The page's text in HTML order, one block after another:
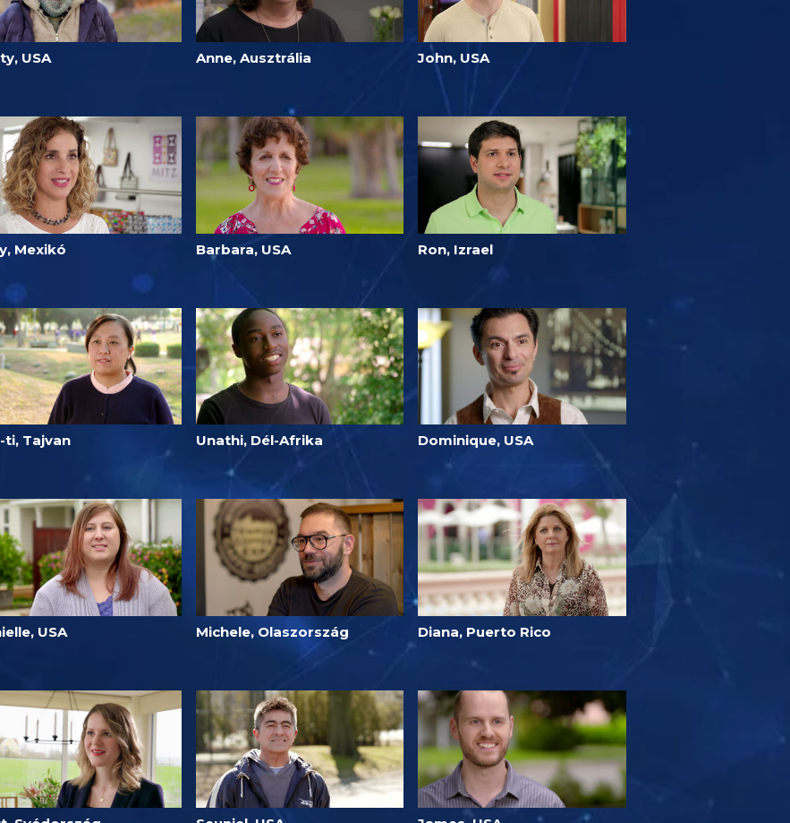
USA Anne, Ausztrália John, USA
Mexikó Barbara, USA Ron, Izrael
ti, Tajvan Unathi, Dél-Afrika Dominique, USA
USA Michele, Olaszország Diana, Puerto Rico